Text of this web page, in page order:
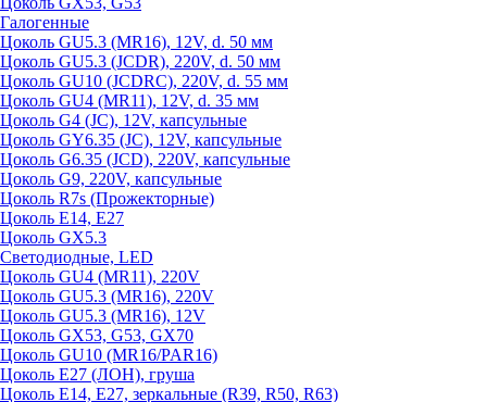
Галогенные
Цоколь GU5.3 (MR16), 12V, d. 50 мм
Цоколь GU5.3 (JCDR), 220V, d. 50 мм
Цоколь GU10 (JCDRC), 220V, d. 55 мм
Цоколь GU4 (MR11), 12V, d. 35 мм
Цоколь G4 (JC), 12V, капсульные
Цоколь GY6.35 (JC), 12V, капсульные
Цоколь G6.35 (JCD), 220V, капсульные
Цоколь G9, 220V, капсульные
Цоколь R7s (Прожекторные)
Цоколь E14, E27
Цоколь GX5.3
Светодиодные, LED
Цоколь GU4 (MR11), 220V
Цоколь GU5.3 (MR16), 220V
Цоколь GU5.3 (MR16), 12V
Цоколь GX53, G53, GX70
Цоколь GU10 (MR16/PAR16)
Цоколь Е27 (ЛОН), груша
Цоколь Е14, Е27, зеркальные (R39, R50, R63)